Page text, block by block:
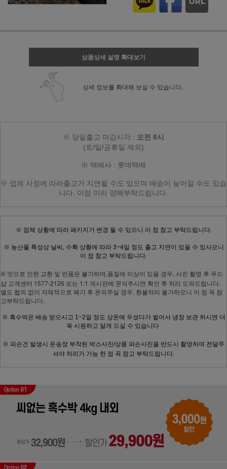
상품상세 설명 확대보기
상세 정보를 확대해 보실 수 있습니다.
※ 당일출고 마감시각 : 오전 8시
(토/일/공휴일 제외)
※ 택배사 : 롯데택배
※ 업체 사정에 따라출고가 지연될 수도 있으며 배송이 늦어질 수도 있습
니다. 이점 미리 양해부탁드립니다.
※ 업체 상황에 따라 패키지가 변경 될 수 있으니 이 점 참고 부탁드립니다.
※ 농산물 특성상 날씨, 수확 상황에 따라 3~4일 정도 출고 지연이 있을 수 있사오니
이 점 참고 부탁드립니다.
※ 맛으로 인한 교환 및 반품은 불가하며,품질에 이상이 있을 경우, 사진 촬영 후 푸드
샵 고객센터 1577-2126 또는 1:1 게시판에 문의주시면 확인 후 처리 도와드립니다.
별도 협의 없이 자체적으로 폐기 후 문의주실 경우, 환불처리 불가하오니 이 점 꼭 참
고부탁드립니다.
※ 흑수박은 배송 받으시고 1~2일 정도 상온에 두셨다가 썰어서 냉장 보관 하시면 더
욱 시원하고 달게 드실 수 있습니다
※ 파손건 발생시 운송장 부착된 박스사진/상품 파손사진을 반드시 촬영하여 전달주
셔야 처리가 가능 한 점 꼭 참고 부탁드립니다.